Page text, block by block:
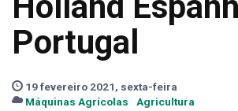
Portugal
19 fevereiro 2021, sexta-feira
Máquinas Agrícolas
Agricultura